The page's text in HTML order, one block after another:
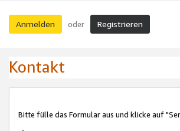
Anmelden oder Registrieren
Kontakt
Bitte fülle das Formular aus und klicke auf